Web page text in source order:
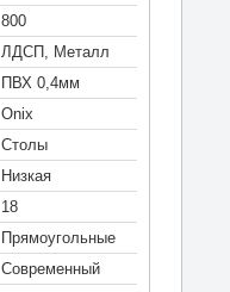
800
ЛДСП, Металл
ПВХ 0,4мм
Onix
Столы
Низкая
18
Прямоугольные
Современный